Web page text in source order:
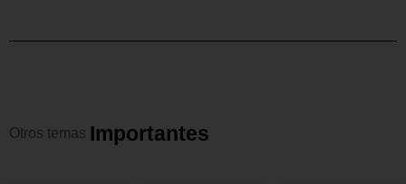
Otros temas Importantes